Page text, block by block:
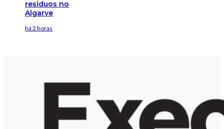
resíduos no
Algarve
há 2 horas